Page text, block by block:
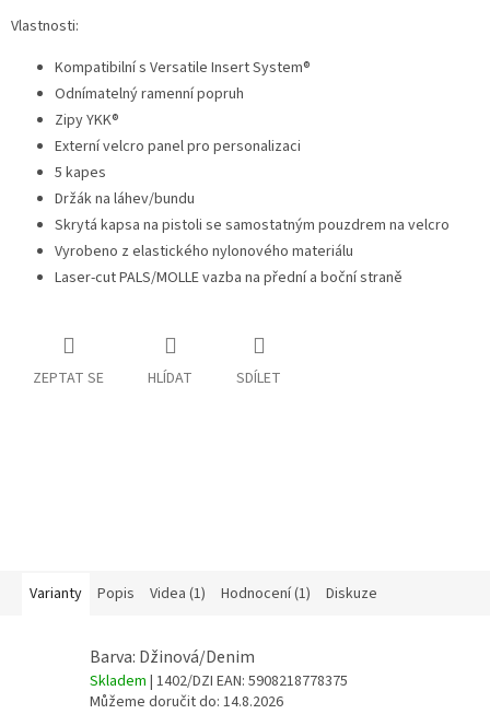
Vlastnosti:
Kompatibilní s Versatile Insert System®
Odnímatelný ramenní popruh
Zipy YKK®
Externí velcro panel pro personalizaci
5 kapes
Držák na láhev/bundu
Skrytá kapsa na pistoli se samostatným pouzdrem na velcro
Vyrobeno z elastického nylonového materiálu
Laser-cut PALS/MOLLE vazba na přední a boční straně
ZEPTAT SE HLÍDAT SDÍLET
Varianty Popis Videa (1) Hodnocení (1) Diskuze
Barva: Džinová/Denim
Skladem | 1402/DZI EAN: 5908218778375
Můžeme doručit do: 14.8.2026